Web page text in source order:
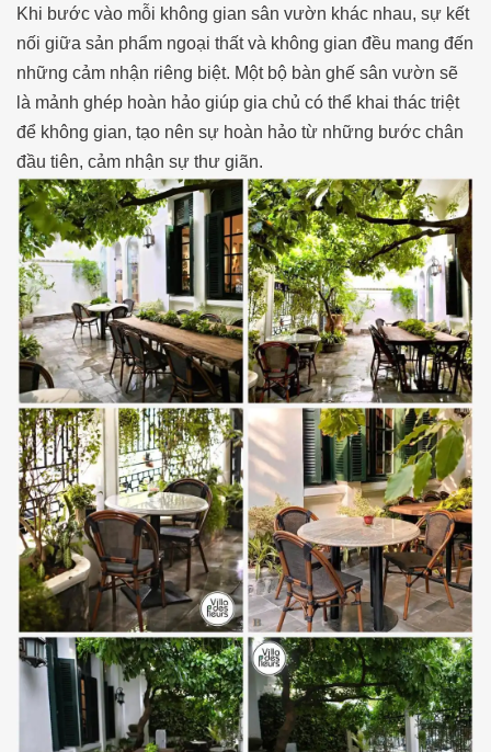
Khi bước vào mỗi không gian sân vườn khác nhau, sự kết
nối giữa sản phẩm ngoại thất và không gian đều mang đến
những cảm nhận riêng biệt. Một bộ bàn ghế sân vườn sẽ
là mảnh ghép hoàn hảo giúp gia chủ có thể khai thác triệt
để không gian, tạo nên sự hoàn hảo từ những bước chân
đầu tiên, cảm nhận sự thư giãn.